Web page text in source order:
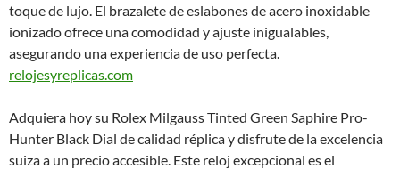
toque de lujo. El brazalete de eslabones de acero inoxidable
ionizado ofrece una comodidad y ajuste inigualables,
asegurando una experiencia de uso perfecta.
relojesyreplicas.com
Adquiera hoy su Rolex Milgauss Tinted Green Saphire Pro-
Hunter Black Dial de calidad réplica y disfrute de la excelencia
suiza a un precio accesible. Este reloj excepcional es el